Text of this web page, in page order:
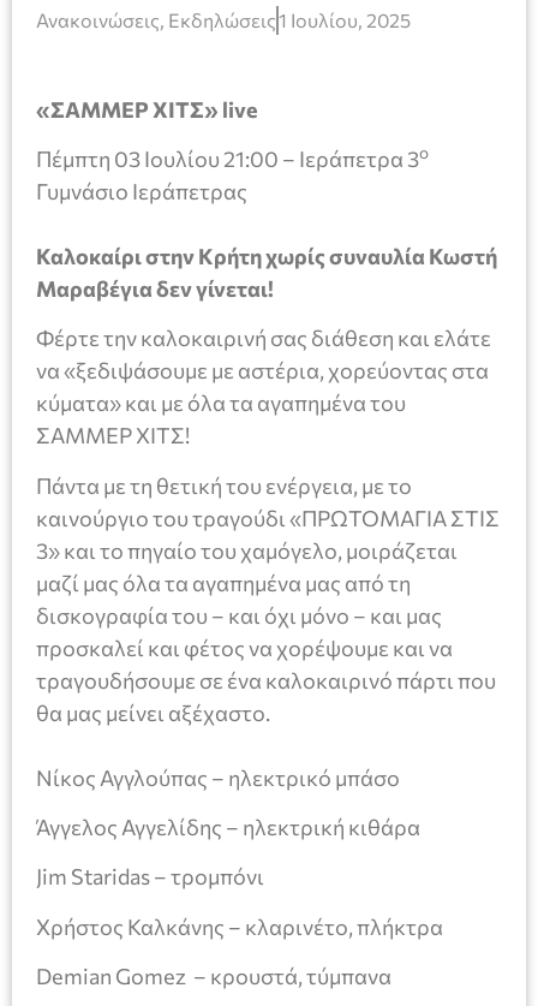
Ανακοινώσεις Εκδηλώσεις1 Ιουλίου, 2025
«ΣΑΜΜΕΡ ΧΙΤΣ» live
Πέμπτη 03 Ιουλίου 21:00 – Ιεράπετρα 3ο
Γυμνάσιο Ιεράπετρας
Καλοκαίρι στην Κρήτη χωρίς συναυλία Κωστή
Μαραβέγια δεν γίνεται!
Φέρτε την καλοκαιρινή σας διάθεση και ελάτε
να «ξεδιψάσουμε με αστέρια, χορεύοντας στα
κύματα» και με όλα τα αγαπημένα του
ΣΑΜΜΕΡ ΧΙΤΣ!
Πάντα με τη θετική του ενέργεια, με το
καινούργιο του τραγούδι «ΠΡΩΤΟΜΑΓΙΑ ΣΤΙΣ
3» και το πηγαίο του χαμόγελο, μοιράζεται
μαζί μας όλα τα αγαπημένα μας από τη
δισκογραφία του – και όχι μόνο – και μας
προσκαλεί και φέτος να χορέψουμε και να
τραγουδήσουμε σε ένα καλοκαιρινό πάρτι που
θα μας μείνει αξέχαστο.
Νίκος Αγγλούπας – ηλεκτρικό μπάσο
Άγγελος Αγγελίδης – ηλεκτρική κιθάρα
Jim Staridas – τρομπόνι
Χρήστος Καλκάνης – κλαρινέτο, πλήκτρα
Demian Gomez – κρουστά, τύμπανα